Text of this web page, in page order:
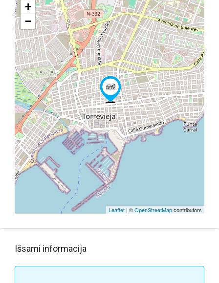
+
−
Leaflet | ©OpenStreetMapcontributors
Išsami informacija